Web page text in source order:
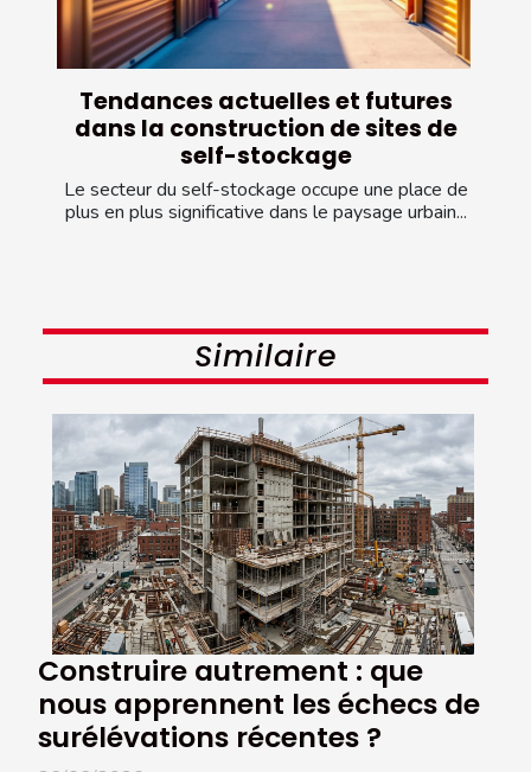
Tendances actuelles et futures
dans la construction de sites de
self-stockage
Le secteur du self-stockage occupe une place de
plus en plus significative dans le paysage urbain...
Similaire
Construire autrement : que
nous apprennent les échecs de
surélévations récentes ?